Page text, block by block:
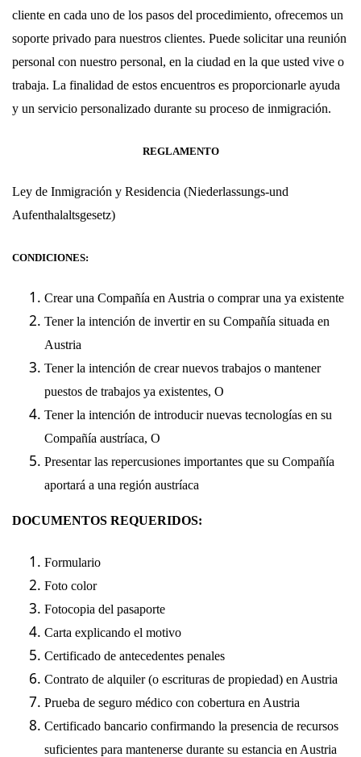
cliente en cada uno de los pasos del procedimiento, ofrecemos un
soporte privado para nuestros clientes. Puede solicitar una reunión
personal con nuestro personal, en la ciudad en la que usted vive o
trabaja. La finalidad de estos encuentros es proporcionarle ayuda
y un servicio personalizado durante su proceso de inmigración.
REGLAMENTO
Ley de Inmigración y Residencia (Niederlassungs-und
Aufenthalaltsgesetz)
CONDICIONES:
Crear una Compañía en Austria o comprar una ya existente
Tener la intención de invertir en su Compañía situada en
Austria
Tener la intención de crear nuevos trabajos o mantener
puestos de trabajos ya existentes, O
Tener la intención de introducir nuevas tecnologías en su
Compañía austríaca, O
Presentar las repercusiones importantes que su Compañía
aportará a una región austríaca
DOCUMENTOS REQUERIDOS:
Formulario
Foto color
Fotocopia del pasaporte
Carta explicando el motivo
Certificado de antecedentes penales
Contrato de alquiler (o escrituras de propiedad) en Austria
Prueba de seguro médico con cobertura en Austria
Certificado bancario confirmando la presencia de recursos
suficientes para mantenerse durante su estancia en Austria